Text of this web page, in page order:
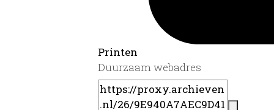
Printen
Duurzaam webadres